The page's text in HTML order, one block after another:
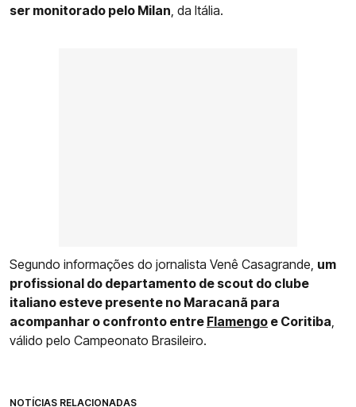
ser monitorado pelo Milan , da Itália.
Segundo informações do jornalista Venê Casagrande, um
profissional do departamento de scout do clube
italiano esteve presente no Maracanã para
acompanhar o confronto entre Flamengo e Coritiba
válido pelo Campeonato Brasileiro.
NOTÍCIAS RELACIONADAS